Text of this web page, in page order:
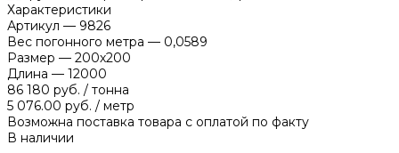
Характеристики
Артикул — 9826
Вес погонного метра — 0,0589
Размер — 200х200
Длина — 12000
86 180 руб. / тонна
5 076.00 руб. / метр
Возможна поставка товара с оплатой по факту
В наличии